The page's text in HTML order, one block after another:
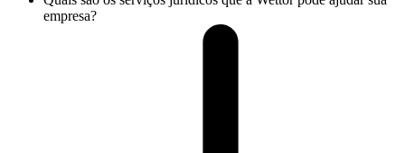
empresa?